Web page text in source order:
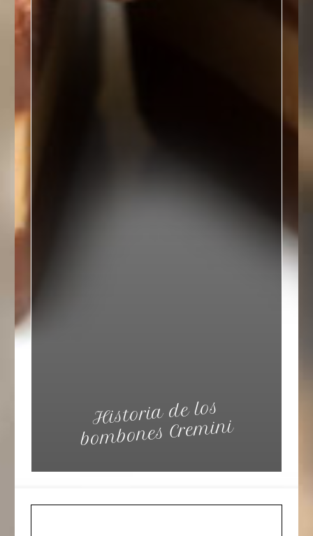
Historia de los
bo
mbones Cre
mini